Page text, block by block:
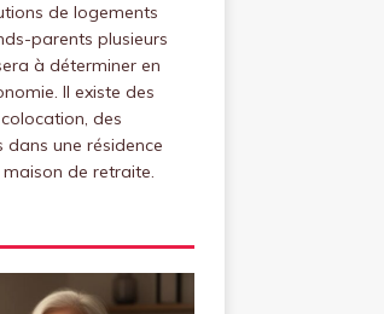
de logements
parents plusieurs
à déterminer en
Il existe des
des
une résidence
de retraite.